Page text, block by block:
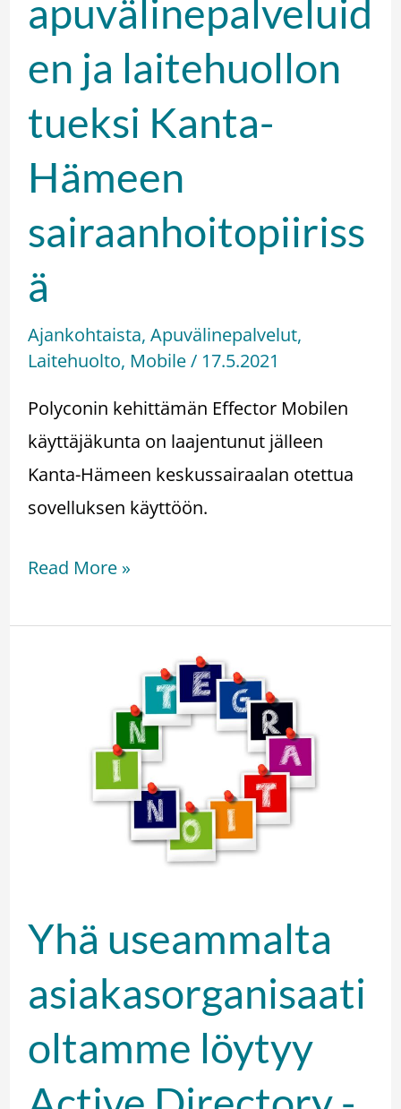
apuvälinepalveluid
en ja laitehuollon
tueksi Kanta-
Hämeen
sairaanhoitopiiriss
ä
Ajankohtaista, Apuvälinepalvelut,
Laitehuolto, Mobile/ 17.5.2021
Polyconin kehittämän Effector Mobilen
käyttäjäkunta on laajentunut jälleen
Kanta-Hämeen keskussairaalan otettua
sovelluksen käyttöön.
Read More »
Yhä useammalta
asiakasorganisaati
oltamme löytyy
useammalta
asiakasorganisaatioltamme